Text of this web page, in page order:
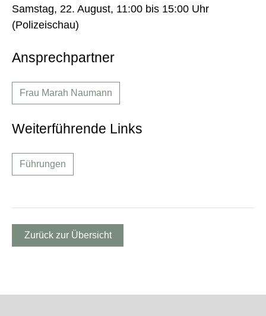
Samstag, 22. August, 11:00 bis 15:00 Uhr
(Polizeischau)
Ansprechpartner
Frau Marah Naumann
Weiterführende Links
Führungen
Zurück zur Übersicht